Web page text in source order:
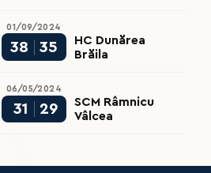
01/09/2024
38 35
HC Dunărea
Brăila
06/05/2024
31 29
SCM Râmnicu
Vâlcea